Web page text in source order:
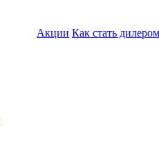
Акции Как стать дилером